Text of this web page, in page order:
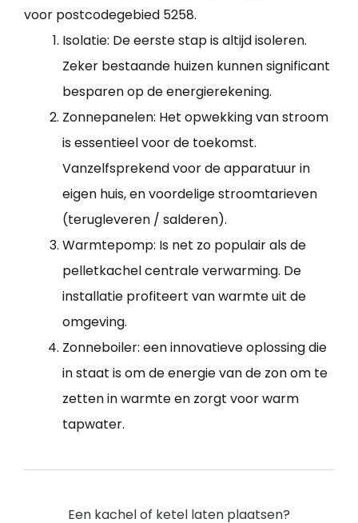
voor postcodegebied 5258.
Isolatie: De eerste stap is altijd isoleren.
Zeker bestaande huizen kunnen significant
besparen op de energierekening.
Zonnepanelen: Het opwekking van stroom
is essentieel voor de toekomst.
Vanzelfsprekend voor de apparatuur in
eigen huis, en voordelige stroomtarieven
(terugleveren / salderen).
Warmtepomp: Is net zo populair als de
pelletkachel centrale verwarming. De
installatie profiteert van warmte uit de
omgeving.
Zonneboiler: een innovatieve oplossing die
in staat is om de energie van de zon om te
zetten in warmte en zorgt voor warm
tapwater.
Een kachel of ketel laten plaatsen?